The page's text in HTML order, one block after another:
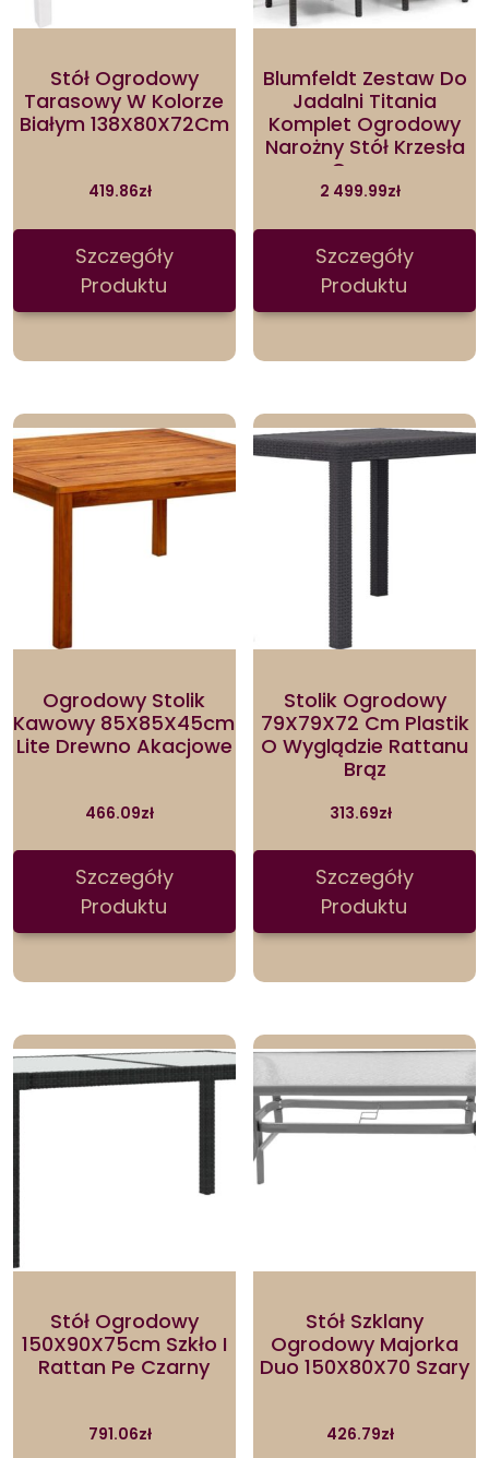
Stół Ogrodowy
Tarasowy W Kolorze
Białym 138X80X72Cm
419.86zł
Szczegóły
Produktu
Blumfeldt Zestaw Do
Jadalni Titania
Komplet Ogrodowy
Narożny Stół Krzesła
Czarny
2 499.99zł
Szczegóły
Produktu
Ogrodowy Stolik
Kawowy 85X85X45cm
Lite Drewno Akacjowe
466.09zł
Szczegóły
Produktu
Stolik Ogrodowy
79X79X72 Cm Plastik
O Wyglądzie Rattanu
Brąz
313.69zł
Szczegóły
Produktu
Stół Ogrodowy
150X90X75cm Szkło I
Rattan Pe Czarny
791.06zł
Stół Szklany
Ogrodowy Majorka
Duo 150X80X70 Szary
426.79zł